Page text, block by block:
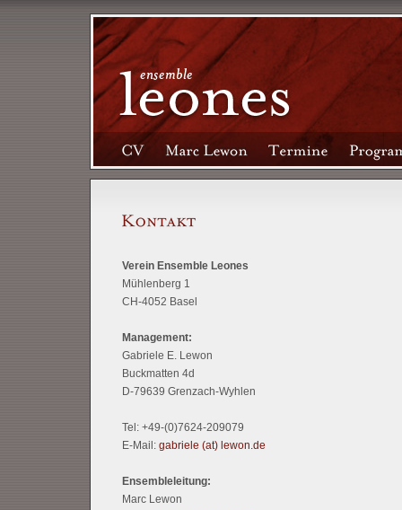
Verein Ensemble Leones
Mühlenberg 1
CH-4052 Basel
Management:
Gabriele E. Lewon
Buckmatten 4d
D-79639 Grenzach-Wyhlen
Tel: +49-(0)7624-209079
E-Mail: gabriele (at) lewon.de
Ensembleleitung:
Marc Lewon